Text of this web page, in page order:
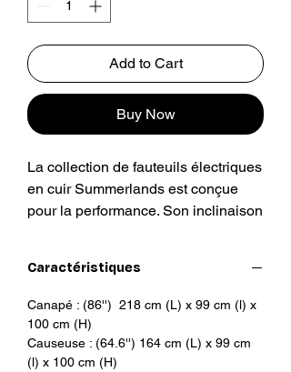
Add to Cart
Buy Now
La collection de fauteuils électriques
en cuir Summerlands est conçue
pour la performance. Son inclinaison
télévision ou lire en toute détente.
Couleurs: 12 différentes couleurs
disponibles (cuir véritable)
Caractéristiques
Canapé : (86'') 218 cm (L) x 99 cm (l) x
100 cm (H)
Causeuse : (64.6'') 164 cm (L) x 99 cm
(l) x 100 cm (H)